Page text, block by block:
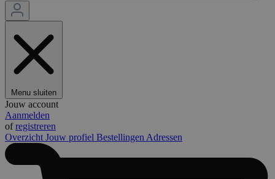
Menu sluiten
Jouw account
Aanmelden
ofregistreren
Overzicht Jouw profiel Bestellingen Adressen